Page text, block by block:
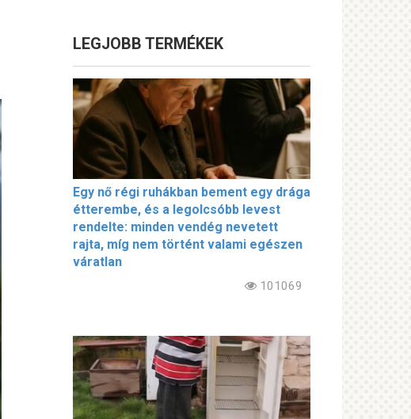
LEGJOBB TERMÉKEK
Egy nő régi ruhákban bement egy drága
étterembe, és a legolcsóbb levest
rendelte: minden vendég nevetett
rajta, míg nem történt valami egészen
váratlan
101069